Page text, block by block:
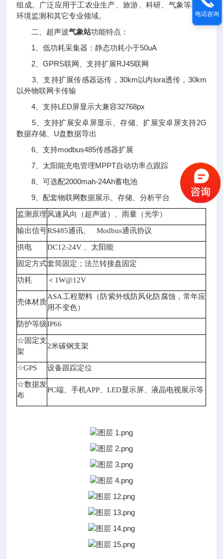
组成。广泛应用于工农业生产、旅游、科研、气象等城市
环境监测和其它专业领域。
二、超声波气象站功能特点：
1、低功耗采集器：静态功耗小于50uA
2、GPRS联网、支持扩展RJ45联网
3、支持扩展传感器远传，30km以内lora透传，30km
以外物联网卡传输
4、支持LED屏显示大兼容32768px
5、支持扩展安卓屏显示、存储、扩展安卓屏支持2G
数据存储、U盘数据导出
6、支持modbus485传感器扩展
7、太阳能充电管理MPPT自动功率点跟踪
8、可选配2000mah-24Ah蓄电池
9、配套物联网数据展示、存储、分析平台
监测原理 风速风向（超声波）、雨量（光学）
输出信号RS485通讯、 Modbus通讯协议
供电 DC12-24V 、太阳能
固定方式套筒固定；法兰转接盘固定
功耗 ＜1W@12V
壳体材质
ASA工程塑料（防紫外线防风化防腐蚀，常年应
用不变色）
防护等级IP66
☆固定支
架
2米碳钢支架
☆GPS 设备跟踪定位
☆数据发
布
PC端、手机APP、LED显示屏、液晶电视展示等
电话咨询